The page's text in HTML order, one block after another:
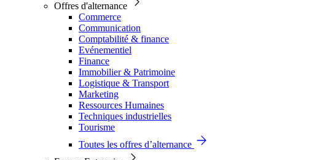
Offres d'alternance
Commerce
Communication
Comptabilité & finance
Evénementiel
Finance
Immobilier & Patrimoine
Logistique & Transport
Marketing
Ressources Humaines
Techniques industrielles
Tourisme
Toutes les offres d’alternance